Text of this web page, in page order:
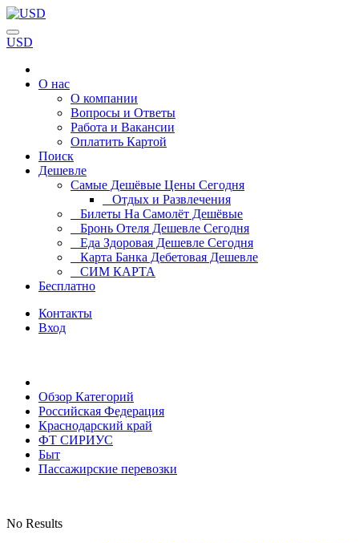
USD
О нас
О компании
Вопросы и Ответы
Работа и Вакансии
Оплатить Картой
Поиск
Дешевле
Самые Дешёвые Цены Сегодня
Отдых и Развлечения
Билеты На Самолёт Дешёвые
Бронь Отеля Дешевле Сегодня
Еда Здоровая Дешевле Сегодня
Карта Банка Дебетовая Дешевле
СИМ КАРТА
Бесплатно
Контакты
Вход
Обзор Категорий
Российская Федерация
Краснодарский край
ФТ СИРИУС
Быт
Пассажирские перевозки
No Results